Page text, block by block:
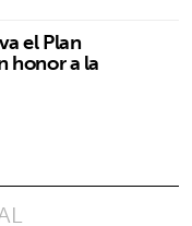
el Plan
honor a la